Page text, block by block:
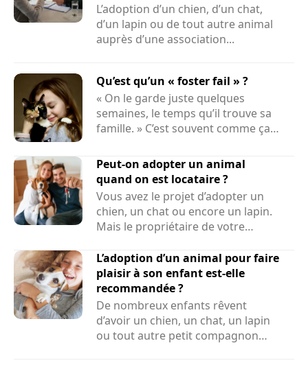
L’adoption d’un chien, d’un chat,
d’un lapin ou de tout autre animal
auprès d’une association...
Qu’est qu’un « foster fail » ?
« On le garde juste quelques
semaines, le temps qu’il trouve sa
famille. » C’est souvent comme ça
Peut-on adopter un animal
quand on est locataire ?
Vous avez le projet d’adopter un
chien, un chat ou encore un lapin.
Mais le propriétaire de votre
L’adoption d’un animal pour faire
plaisir à son enfant est-elle
recommandée ?
De nombreux enfants rêvent
d’avoir un chien, un chat, un lapin
ou tout autre petit compagnon